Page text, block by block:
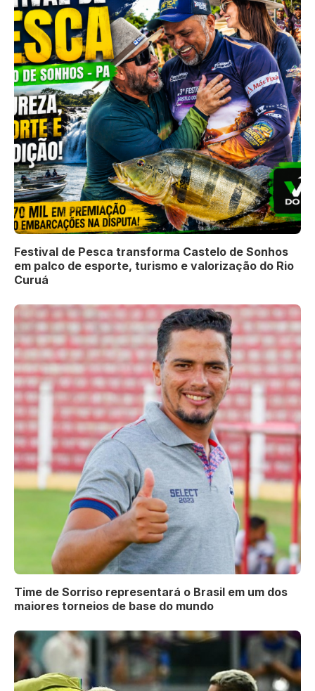
Festival de Pesca transforma Castelo de Sonhos
em palco de esporte, turismo e valorização do Rio
Curuá
Time de Sorriso representará o Brasil em um dos
maiores torneios de base do mundo